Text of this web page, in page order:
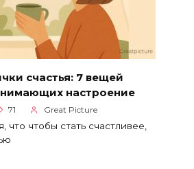
счастья: 7 вещей
настроение
71 Great Picture
что чтобы стать счастливее,